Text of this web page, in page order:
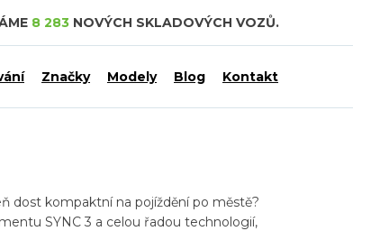
8 283 NOVÝCH SKLADOVÝCH VOZŮ.
Značky Modely Blog Kontakt
dost kompaktní na pojíždění po městě?
SYNC 3 a celou řadou technologií,